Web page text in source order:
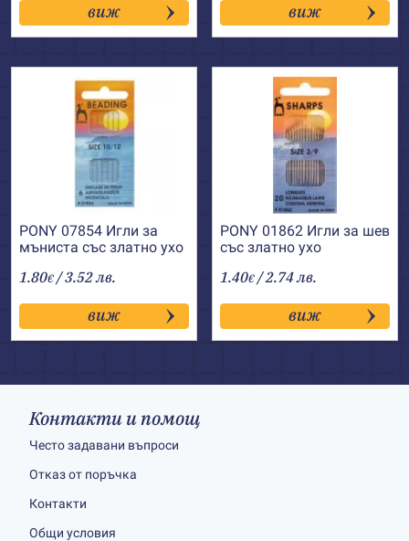
виж виж
PONY 07854 Игли за
мъниста със златно ухо
1.80€ / 3.52 лв.
виж
PONY 01862 Игли за шев
със златно ухо
1.40€ / 2.74 лв.
виж
Контакти и помощ
Често задавани въпроси
Отказ от поръчка
Контакти
Общи условия